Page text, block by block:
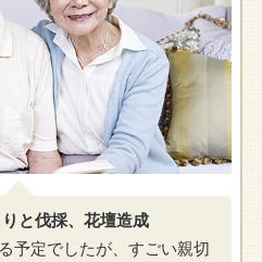
と伐採、花壇造成
予定でしたが、すごい親切